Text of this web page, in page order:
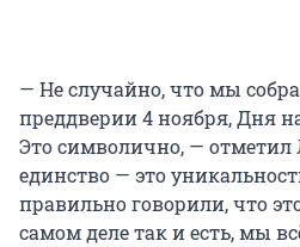
— Не случайно, что мы
преддверии 4 ноября, Дня
Это символично, — отметил
единство — это
правильно говорили, что
самом деле так и есть, мы